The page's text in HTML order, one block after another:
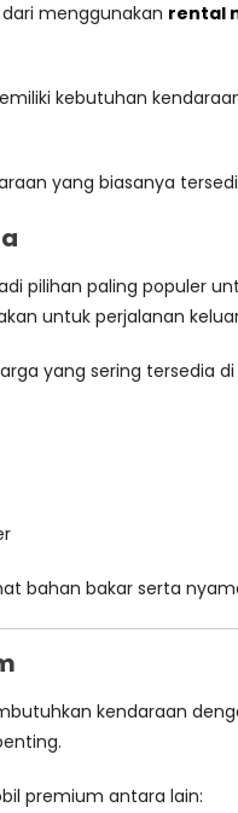
menggunakan rental
kebutuhan
yang biasanya
pilihan paling populer
untuk perjalanan
yang sering tersedia
bahan bakar serta
kendaraan
premium antara lain: